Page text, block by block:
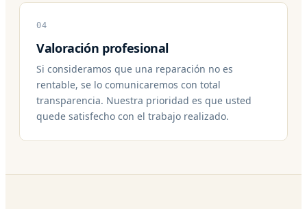
04
Valoración profesional
Si consideramos que una reparación no es
rentable, se lo comunicaremos con total
transparencia. Nuestra prioridad es que usted
quede satisfecho con el trabajo realizado.